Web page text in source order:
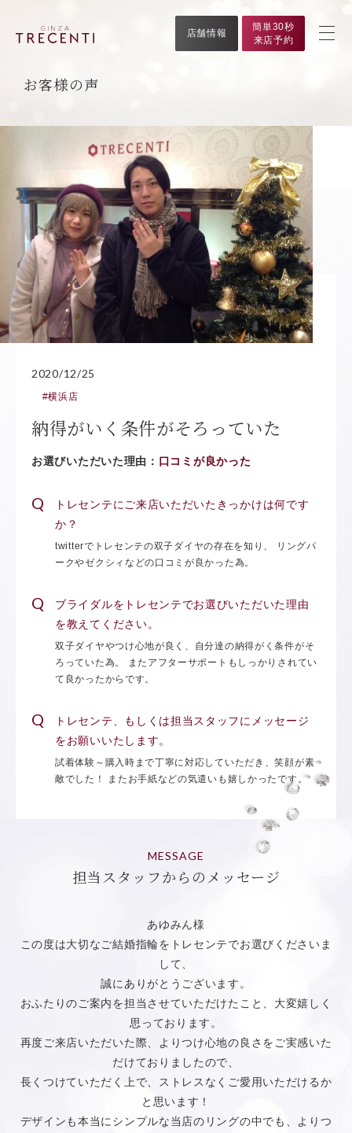
店舗情報
簡単30秒
来店予約
お客様の声
2020/12/25
#横浜店
納得がいく条件がそろっていた
お選びいただいた理由： 口コミが良かった
トレセンテにご来店いただいたきっかけは何です
か？
twitterでトレセンテの双子ダイヤの存在を知り、 リングパ
ークやゼクシィなどの口コミが良かった為。
ブライダルをトレセンテでお選びいただいた理由
を教えてください。
双子ダイヤやつけ心地が良く、自分達の納得がく条件がそ
ろっていた為。 またアフターサポートもしっかりされてい
て良かったからです。
トレセンテ、もしくは担当スタッフにメッセージ
をお願いいたします。
試着体験～購入時まで丁寧に対応していただき、笑顔が素
敵でした！ またお手紙などの気遣いも嬉しかったです。
MESSAGE
担当スタッフからのメッセージ
あゆみん様
この度は大切なご結婚指輪をトレセンテでお選びくださいま
して、
誠にありがとうございます。
おふたりのご案内を担当させていただけたこと、大変嬉しく
思っております。
再度ご来店いただいた際、よりつけ心地の良さをご実感いた
だけておりましたので、
長くつけていただく上で、ストレスなくご愛用いただけるか
と思います！
デザインも本当にシンプルな当店のリングの中でも、よりつ